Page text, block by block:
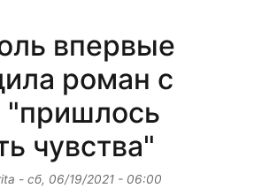
впервые
роман с
"пришлось
чувства"
- сб, 06/19/2021 - 06:00